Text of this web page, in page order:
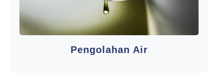
Pengolahan Air